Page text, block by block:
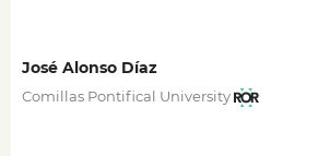
José Alonso Díaz
Comillas Pontifical University